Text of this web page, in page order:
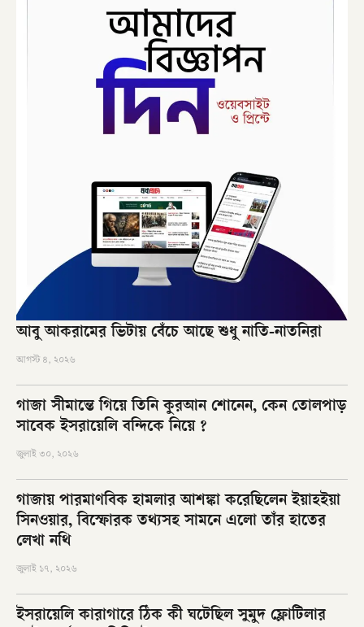
আবু আকরামের ভিটায় বেঁচে আছে শুধু নাতি-নাতনিরা
আগস্ট ৪, ২০২৬
গাজা সীমান্তে গিয়ে তিনি কুরআন শোনেন, কেন তোলপাড়
সাবেক ইসরায়েলি বন্দিকে নিয়ে ?
জুলাই ৩০, ২০২৬
গাজায় পারমাণবিক হামলার আশঙ্কা করেছিলেন ইয়াহইয়া
সিনওয়ার, বিস্ফোরক তথ্যসহ সামনে এলো তাঁর হাতের
লেখা নথি
জুলাই ১৭, ২০২৬
ইসরায়েলি কারাগারে ঠিক কী ঘটেছিল সুমুদ ফ্লোটিলার